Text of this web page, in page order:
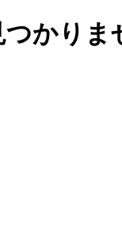
かりま